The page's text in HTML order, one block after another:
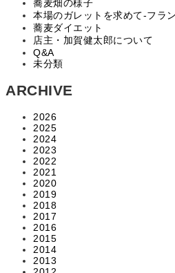
蕎麦畑の様子
本場のガレットを求めて‐フラ
蕎麦ダイエット
店主・加賀健太郎について
Q&A
未分類
ARCHIVE
2026
2025
2024
2023
2022
2021
2020
2019
2018
2017
2016
2015
2014
2013